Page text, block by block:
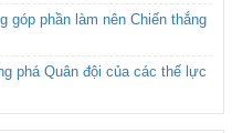
góp phần làm nên Chiến thắng
phá Quân đội của các thế lực